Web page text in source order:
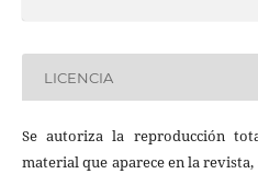
LICENCIA
Se autoriza la reproducción
material que aparece en la